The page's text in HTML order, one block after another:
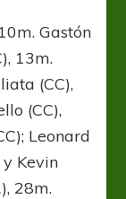
10m. Gastón
13m.
(CC),
(CC),
Leonard
Kevin
28m.